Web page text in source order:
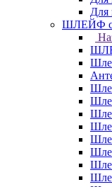
Для
ШЛЕЙФ